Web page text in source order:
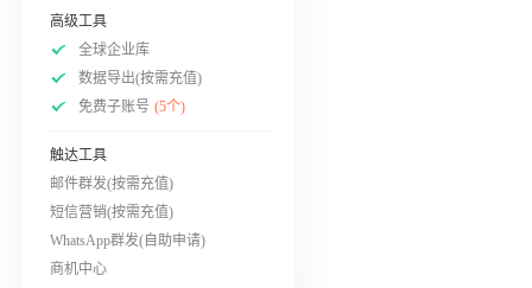
高级工具
全球企业库
数据导出(按需充值)
免费子账号 (5个)
触达工具
邮件群发(按需充值)
短信营销(按需充值)
WhatsApp群发(自助申请)
商机中心